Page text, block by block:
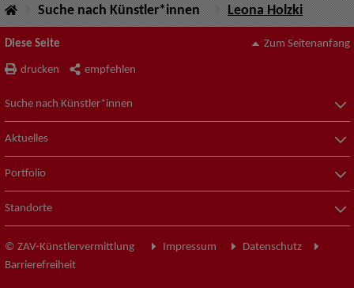
Suche nach Künstler*innen Leona Holzki
Diese Seite
drucken empfehlen
Zum Seitenanfang
Suche nach Künstler*innen
Aktuelles
Portfolio
Standorte
© ZAV-Künstlervermittlung Impressum
Datenschutz
Barrierefreiheit